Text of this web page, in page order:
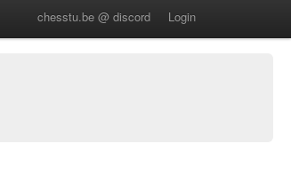
chesstu.be @ discord Login